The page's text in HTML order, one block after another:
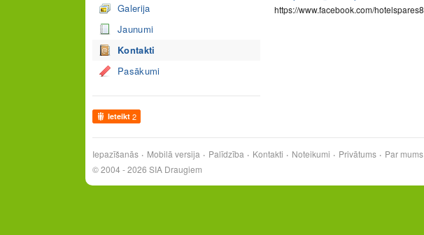
Galerija
Jaunumi
Kontakti
Pasākumi
Ieteikt 2
https://www.facebook.com/hotelspares8
Iepazīšanās Mobilā versija Palīdzība Kontakti Noteikumi Privātums Par mums
© 2004 - 2026 SIA Draugiem